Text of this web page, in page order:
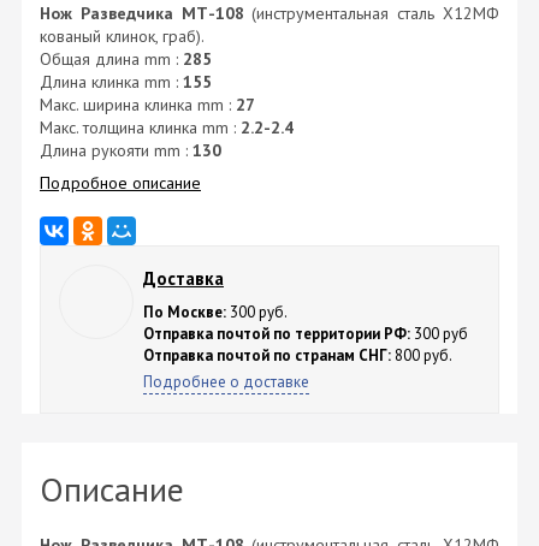
Нож Разведчика МТ-108 (инструментальная сталь Х12МФ
кованый клинок, граб).
Общая длина mm : 285
Длина клинка mm : 155
Макс. ширина клинка mm : 27
Макс. толщина клинка mm : 2.2-2.4
Длина рукояти mm : 130
Подробное описание
Доставка
По Москве: 300 руб.
Отправка почтой по территории РФ: 300 руб
Отправка почтой по странам СНГ: 800 руб.
Подробнее о доставке
Описание